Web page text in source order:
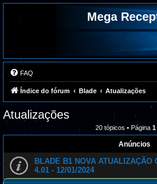
Mega
FAQ
Índice do fórum Blade Atualizações
Atualizações
20 tópicos • Página 1
Anúncios
BLADE B1 NOVA ATUALIZAÇÃO
4.01 - 12/01/2024